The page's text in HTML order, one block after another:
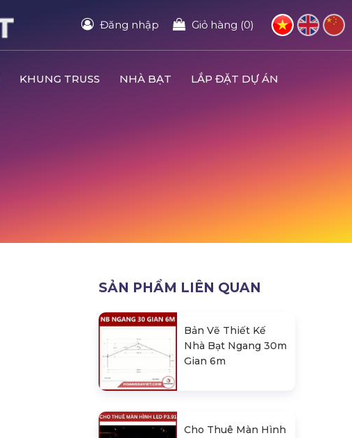
Đăng nhập Giỏ hàng (0)
KHUNG TRUSS NHÀ BẠT
LẮP ĐẶT DỰ ÁN
SẢN PHẨM LIÊN QUAN
Bản Vẽ Thiết Kế
Nhà Bạt Ngang 30m
Gian 6m
Cho Thuê Màn Hình